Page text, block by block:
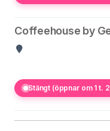
Coffeehouse by
Stängt (öppnar om 1 t.